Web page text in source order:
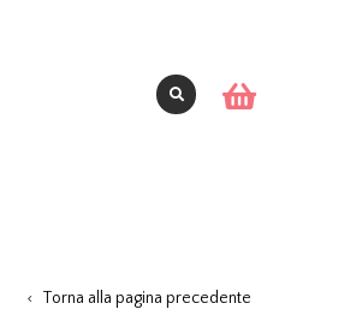
Torna alla pagina precedente